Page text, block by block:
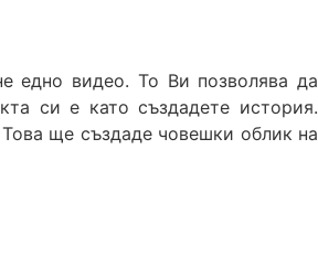
едно видео. То Ви позволява да
си е като създадете история.
ще създаде човешки облик на